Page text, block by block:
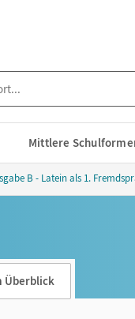
Mittlere
B - Latein als 1.
Überblick